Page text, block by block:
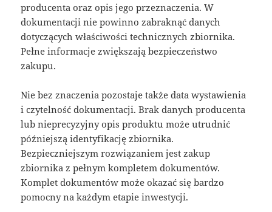
producenta oraz opis jego przeznaczenia. W
dokumentacji nie powinno zabraknąć danych
dotyczących właściwości technicznych zbiornika.
Pełne informacje zwiększają bezpieczeństwo
zakupu.
Nie bez znaczenia pozostaje także data wystawienia
i czytelność dokumentacji. Brak danych producenta
lub nieprecyzyjny opis produktu może utrudnić
późniejszą identyfikację zbiornika.
Bezpieczniejszym rozwiązaniem jest zakup
zbiornika z pełnym kompletem dokumentów.
Komplet dokumentów może okazać się bardzo
pomocny na każdym etapie inwestycji.